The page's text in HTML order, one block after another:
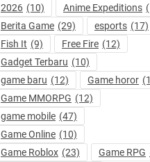
2026 (10) Anime Expeditions
Berita Game (29) esports (17)
Fish It (9) Free Fire (12)
Gadget Terbaru (10)
game baru (12) Game horor
Game MMORPG (12)
game mobile (47)
Game Online (10)
Game Roblox (23) Game RPG